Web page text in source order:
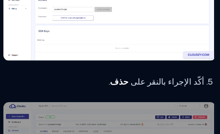
أكّد الإجراء بالنقر علىحذف.